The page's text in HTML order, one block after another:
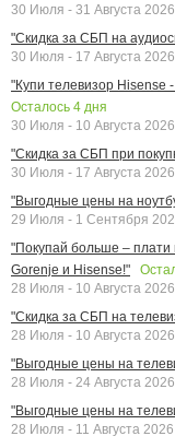
30 Июля - 31 Августа 2026
"Скидка за СБП на
30 Июля - 17 Августа 2026
"Купи телевизор Hisense
Осталось 4 дня
30 Июля - 10 Августа 2026
"Скидка за СБП при
30 Июля - 17 Августа 2026
"Выгодные цены на
29 Июля - 1 Сентября
"Покупай больше –
Gorenje и Hisense!"
28 Июля - 10 Августа 2026
"Скидка за СБП на
28 Июля - 10 Августа 2026
"Выгодные цены на
28 Июля - 24 Августа 2026
"Выгодные цены на
28 Июля - 11 Августа 2026